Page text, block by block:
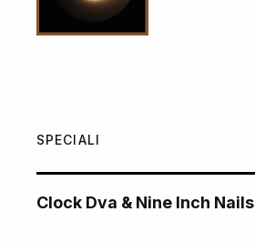
SPECIALI
Clock Dva & Nine Inch Nails